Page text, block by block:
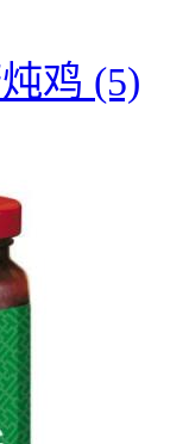
鸡 (5)